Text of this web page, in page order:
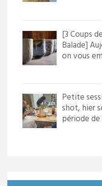
[3 Coups
Balade]
on vous
Petite
shot, hier
période de